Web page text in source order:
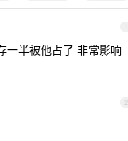
1
一半被他占了 非常影响
2